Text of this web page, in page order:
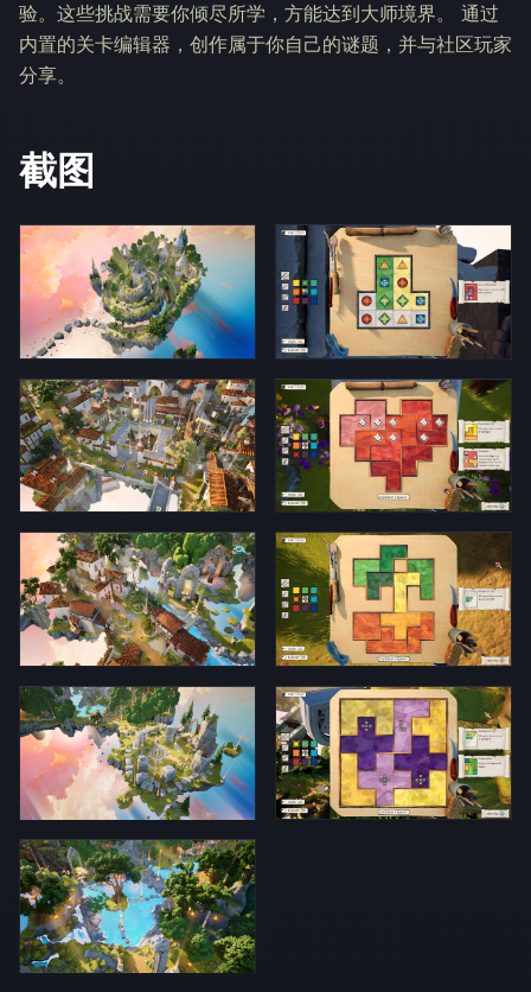
验。这些挑战需要你倾尽所学，方能达到大师境界。 通过
内置的关卡编辑器，创作属于你自己的谜题，并与社区玩家
分享。
截图